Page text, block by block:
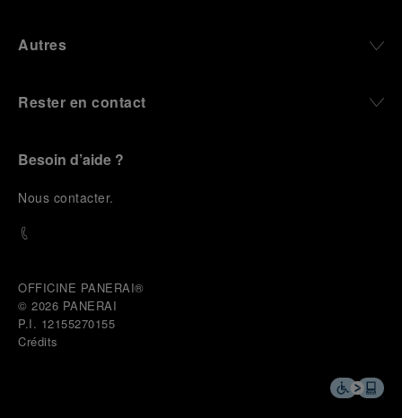
Autres
Rester en contact
Besoin d’aide ?
Nous contacter.
OFFICINE PANERAI®
© 2026 PANERAI
P.I. 12155270155
Crédits